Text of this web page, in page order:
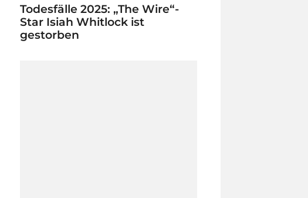
Todesfälle 2025: „The Wire“-
Star Isiah Whitlock ist
gestorben